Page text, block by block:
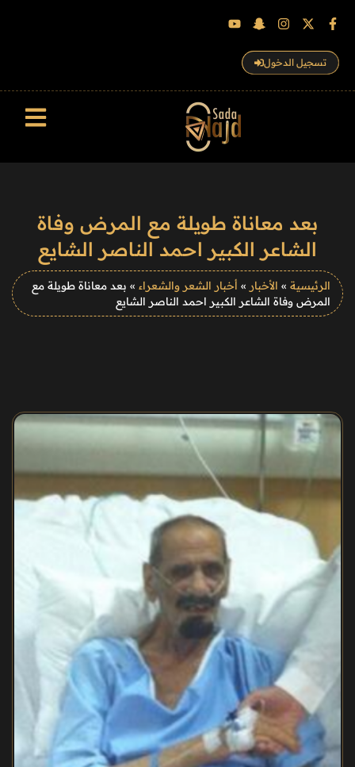
تسجيل الدخول
بعد معاناة طويلة مع المرض وفاة
الشاعر الكبير احمد الناصر الشايع
الرئيسية » الأخبار » أخبار الشعر والشعراء » بعد معاناة طويلة مع
المرض وفاة الشاعر الكبير احمد الناصر الشايع